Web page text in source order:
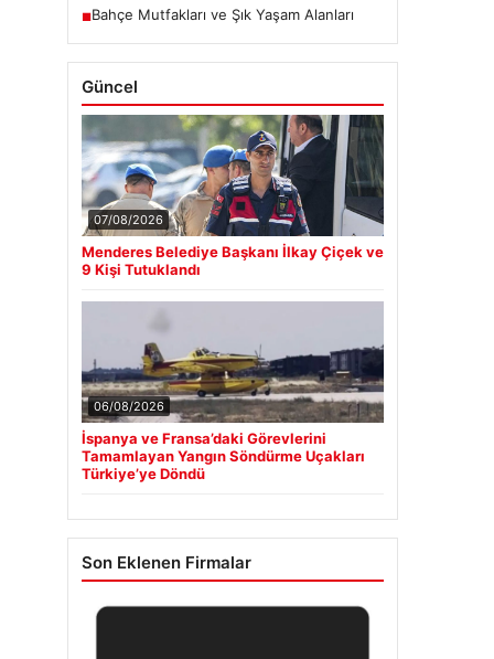
■Bahçe Mutfakları ve Şık Yaşam Alanları
Güncel
07/08/2026
Menderes Belediye Başkanı İlkay Çiçek ve
9 Kişi Tutuklandı
06/08/2026
İspanya ve Fransa’daki Görevlerini
Tamamlayan Yangın Söndürme Uçakları
Türkiye’ye Döndü
Son Eklenen Firmalar